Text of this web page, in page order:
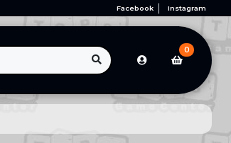
Facebook Instagram
0